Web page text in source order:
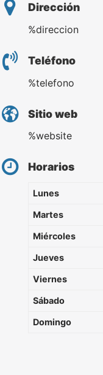
Dirección
%direccion
Teléfono
%telefono
Sitio web
%website
Horarios
Lunes
Martes
Miércoles
Jueves
Viernes
Sábado
Domingo